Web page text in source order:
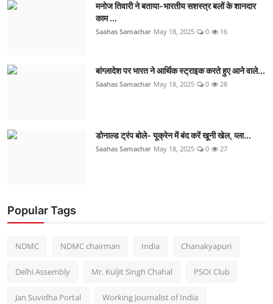
मनोज तिवारी ने बताया-भारतीय सशस्त्र बलों के शानदार
काम ...
Saahas Samachar May 18, 2025 0 16
बांग्लादेश पर भारत ने आर्थिक स्ट्राइक करते हुए आने वाले...
Saahas Samachar May 18, 2025 0 28
डोनाल्ड ट्रंप बोले- यूक्रेन में बंद करें खूनी खेल, व्ला...
Saahas Samachar May 18, 2025 0 27
Popular Tags
NDMC NDMC chairman India Chanakyapuri
Delhi Assembly Mr. Kuljit Singh Chahal PSOI Club
Jan Suvidha Portal Working Journalist of India